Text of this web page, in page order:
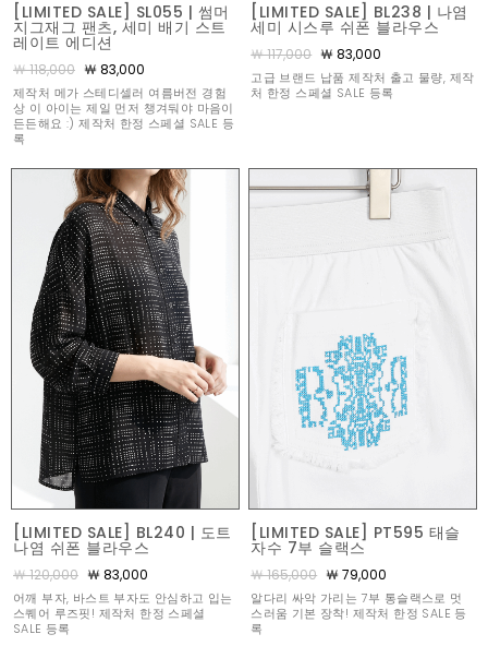
[LIMITED SALE] SL055 | 썸머
지그재그 팬츠, 세미 배기 스트
레이트 에디션
￦ 118,000 ￦ 83,000
제작처 메가 스테디셀러 여름버전 경험
상 이 아이는 제일 먼저 챙겨둬야 마음이
든든해요 :) 제작처 한정 스페셜 SALE 등
록
[LIMITED SALE] BL238 | 나염
세미 시스루 쉬폰 블라우스
￦ 117,000 ￦ 83,000
고급 브랜드 납품 제작처 출고 물량, 제작
처 한정 스페셜 SALE 등록
[LIMITED SALE] BL240 | 도트
나염 쉬폰 블라우스
￦ 120,000 ￦ 83,000
어깨 부자, 바스트 부자도 안심하고 입는
스퀘어 루즈핏! 제작처 한정 스페셜
SALE 등록
[LIMITED SALE] PT595 태슬
자수 7부 슬랙스
￦ 165,000 ￦ 79,000
알다리 싸악 가리는 7부 통슬랙스로 멋
스러움 기본 장착! 제작처 한정 SALE 등
록